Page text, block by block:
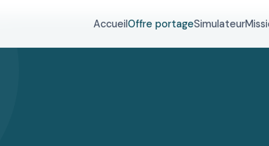
AccueilOffre portageSimulateur